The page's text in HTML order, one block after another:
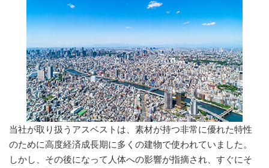
当社が取り扱うアスベストは、素材が持つ非常に優れた特性
のために高度経済成長期に多くの建物で使われていました。
しかし、その後になって人体への影響が指摘され、すぐにそ